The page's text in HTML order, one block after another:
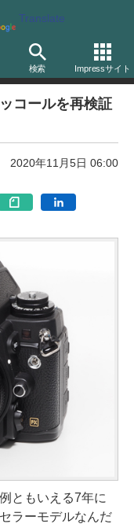
Translate
検索 Impressサイト
コールを再検証
2020年11月5日 06:00
ともいえる7年に
ラーモデルなんだ